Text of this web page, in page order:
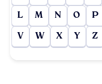
L M N O P
V W X Y Z